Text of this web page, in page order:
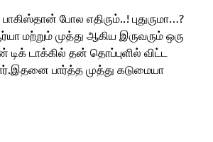
போல எதிரும்..! புதுருமா…?
மற்றும் முத்து ஆகிய இருவரும் ஒரு
டிக் டாக்கில் தன் தொப்புளில் விட்ட
பார்த்த முத்து கடுமையா